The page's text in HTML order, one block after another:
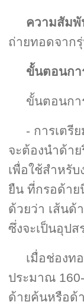
ความสัม
ถ่ายทอดจาก
ขั้นตอนกา
ขั้นตอนกา
- การเตรี
จะต้องนำด้า
เพื่อใช้สำหรั
ยืน ที่กรอด้าย
ด้วยว่า เส้นด้
ซึ่งจะเป็นอุป
เมื่อช่องท
ประมาณ
ด้ายค้นหรือด้